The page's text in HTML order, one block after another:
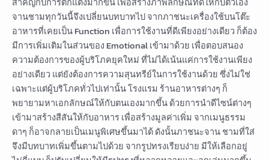
สำคัญกับการตกแต่งมากขึ้น เพื่อสร้างภาพลักษณ์ที่ดีให้กับตัวเอง
จานชามทุกวันนี้จึงเปลี่ยนบทบาทไป จากภาชนะเครื่องใช้บนโต๊ะ
อาหารที่เคยเป็น Function เพื่อการใช้งานที่ดีเพียงอย่างเดียว ก็ต้อง
มีการเพิ่มเติมในส่วนของ Emotional เข้ามาด้วย เพื่อตอบสนอง
ความต้องการของผู้บริโภคยุคใหม่ ที่ไม่ได้เน้นแค่การใช้งานเพียง
อย่างเดียว แต่ยังต้องการความสุนทรีย์ในการใช้งานด้วย ซึ่งไม่ใช่
เฉพาะแต่ผู้บริโภคทั่วไปเท่านั้น โรงแรม ร้านอาหารต่างๆ ก็
พยายามหาเอกลักษณ์ให้กับตนเองมากขึ้น ด้วยการนำดีไซน์ต่างๆ
เข้ามาสร้างสีสันให้กับอาหาร เพื่อสร้างมูลค่าเพิ่ม จากเมนูธรรม
ดาๆ ก็อาจกลายเป็นเมนูพิเศษขึ้นมาได้ ดังนั้นภาชนะจาน ชามที่ใส่
จึงมีบทบาทเพิ่มขึ้นตามไปด้วย จากรูปทรงเรียบง่าย มีให้เลือกอยู่